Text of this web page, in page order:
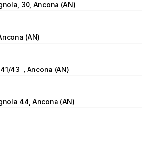
30, Ancona (AN)
(AN)
43  , Ancona (AN)
44, Ancona (AN)